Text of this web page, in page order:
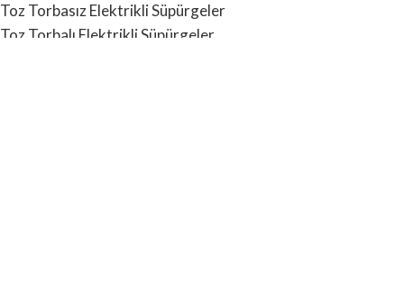
Toz Torbasız Elektrikli Süpürgeler
Toz Torbalı Elektrikli Süpürgeler